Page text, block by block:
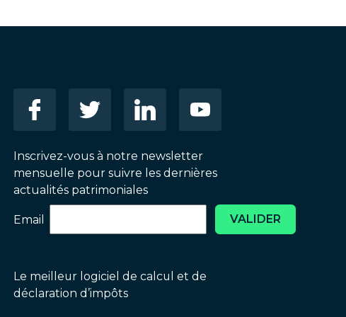
Inscrivez-vous à notre newsletter
mensuelle pour suivre les dernières
actualités patrimoniales
Email VALIDER
Le meilleur logiciel de calcul et de
déclaration d’impôts